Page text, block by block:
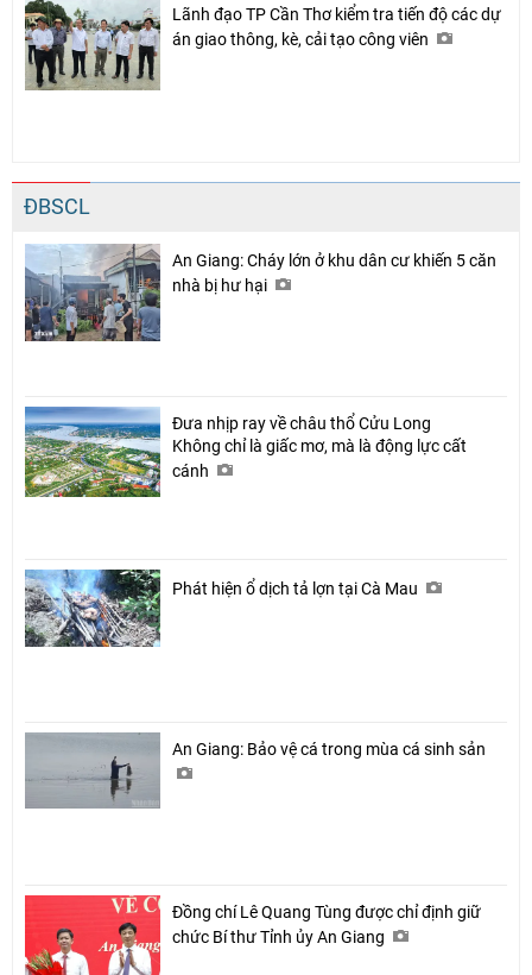
Lãnh đạo TP Cần Thơ kiểm tra tiến độ các dự
án giao thông, kè, cải tạo công viên
ĐBSCL
An Giang: Cháy lớn ở khu dân cư khiến 5 căn
nhà bị hư hại
Đưa nhịp ray về châu thổ Cửu Long
Không chỉ là giấc mơ, mà là động lực cất
cánh
Phát hiện ổ dịch tả lợn tại Cà Mau
An Giang: Bảo vệ cá trong mùa cá sinh sản
Đồng chí Lê Quang Tùng được chỉ định giữ
chức Bí thư Tỉnh ủy An Giang